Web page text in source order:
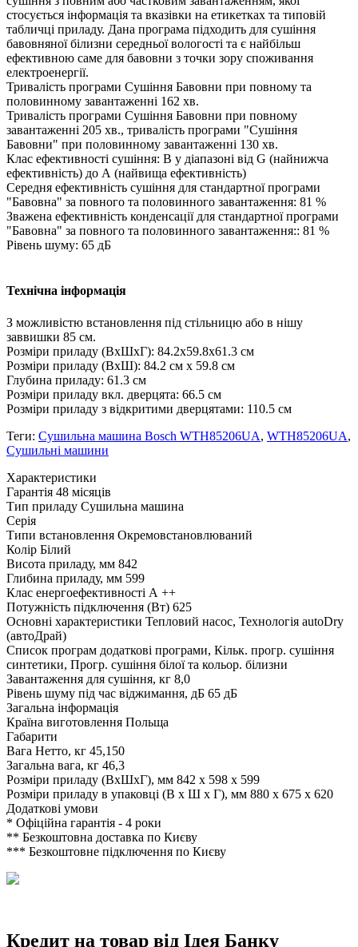
стосується інформація та вказівки на етикетках та типовій
табличці приладу. Дана програма підходить для сушіння
бавовняної білизни середньої вологості та є найбільш
ефективною саме для бавовни з точки зору споживання
електроенергії.
Тривалість програми Сушіння Бавовни при повному та
половинному завантаженні 162 хв.
Тривалість програми Сушіння Бавовни при повному
завантаженні 205 хв., тривалість програми "Сушіння
Бавовни" при половинному завантаженні 130 хв.
Клас ефективності сушіння: B у діапазоні від G (найнижча
ефективність) до А (найвища ефективність)
Середня ефективність сушіння для стандартної програми
"Бавовна" за повного та половинного завантаження: 81 %
Зважена ефективність конденсації для стандартної програми
"Бавовна" за повного та половинного завантаження:: 81 %
Рівень шуму: 65 дБ
Технічна інформація
З можливістю встановлення під стільницю або в нішу
заввишки 85 см.
Розміри приладу (ВхШхГ): 84.2х59.8х61.3 см
Розміри приладу (ВхШ): 84.2 см x 59.8 см
Глубина приладу: 61.3 см
Розміри приладу вкл. дверцята: 66.5 см
Розміри приладу з відкритими дверцятами: 110.5 см
Теги: Сушильна машина Bosch WTH85206UA, WTH85206UA,
Сушильні машини
Xарактеристики
Гарантія 48 місяців
Тип приладу Сушильна машина
Серія
Типи встановлення Окремовстановлюваний
Колір Білий
Висота приладу, мм 842
Глибина приладу, мм 599
Клас енергоефективності А ++
Потужність підключення (Вт) 625
Основні характеристики Тепловий насос, Технологія autoDry
(aвтоДрай)
Список програм додаткові програми, Кільк. прогр. сушіння
синтетики, Прогр. сушіння білої та кольор. білизни
Завантаження для сушіння, кг 8,0
Рівень шуму під час віджимання, дБ 65 дБ
Загальна інформація
Країна виготовлення Польща
Габарити
Вага Нетто, кг 45,150
Загальна вага, кг 46,3
Розміри приладу (ВхШхГ), мм 842 x 598 x 599
Розміри приладу в упаковці (В х Ш х Г), мм 880 x 675 x 620
Додаткові умови
* Офіційна гарантія - 4 роки
** Безкоштовна доставка по Києву
*** Безкоштовне підключення по Києву
Кредит на товар від Ідея Банку